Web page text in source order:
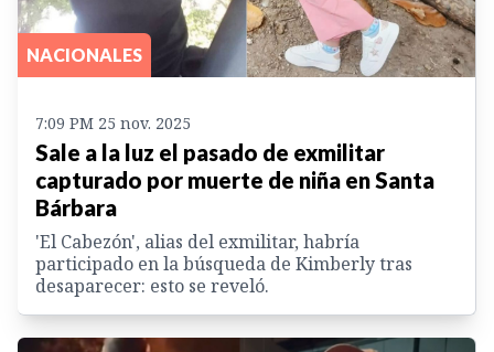
NACIONALES
7:09 PM 25 nov. 2025
Sale a la luz el pasado de exmilitar
capturado por muerte de niña en Santa
Bárbara
'El Cabezón', alias del exmilitar, habría
participado en la búsqueda de Kimberly tras
desaparecer: esto se reveló.